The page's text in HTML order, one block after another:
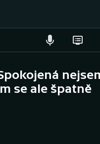
se ale špatně